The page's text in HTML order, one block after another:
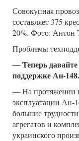
Совокупная
составляет 375
20%. Фото: Антон
Проблемы
— Теперь
поддержке Ан-
— На протяжении
эксплуатации Ан-
большие
агрегатов и
украинского